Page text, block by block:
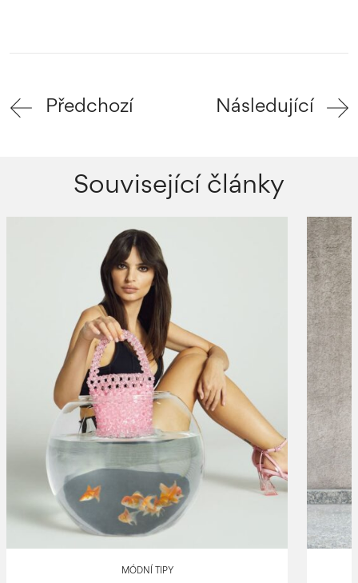
Předchozí Následující
Související články
MÓDNÍ TIPY